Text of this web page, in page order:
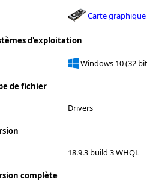
Carte graphique
d'exploitation
Windows 10 (32
de fichier
Drivers
18.9.3 build 3 WHQL
complète